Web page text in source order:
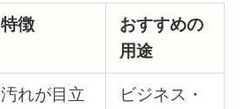
特徴
おすすめの
用途
汚れが目立
ビジネス・